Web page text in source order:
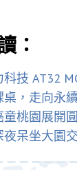
：
科技 AT32
桌，走向永
童桃園展開
夜呆坐大園